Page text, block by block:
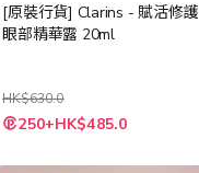
[原裝行貨] Clarins - 賦活修護
眼部精華露 20ml
HK$630.0
特
殊
格
250+HK$485.0